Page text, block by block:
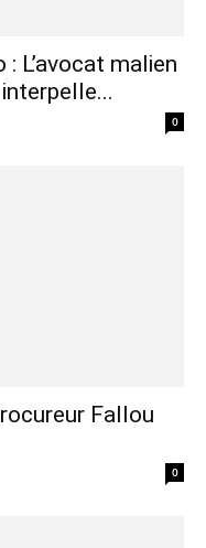
L’avocat malien
0
Fallou
0